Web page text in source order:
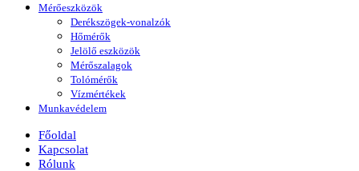
Mérőeszközök
Derékszögek-vonalzók
Hőmérők
Jelölő eszközök
Mérőszalagok
Tolómérők
Vízmértékek
Munkavédelem
Főoldal
Kapcsolat
Rólunk